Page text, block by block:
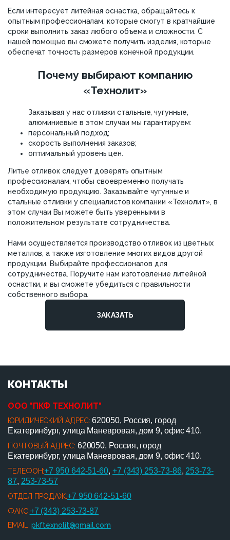
Если интересует литейная оснастка, обращайтесь к
опытным профессионалам, которые смогут в кратчайшие
сроки выполнить заказ любого объема и сложности. С
нашей помощью вы сможете получить изделия, которые
обеспечат точность размеров конечной продукции.
Почему выбирают компанию
«Технолит»
Заказывая у нас отливки стальные, чугунные,
алюминиевые в этом случаи мы гарантируем:
персональный подход;
скорость выполнения заказов;
оптимальный уровень цен.
Литье отливок следует доверять опытным
профессионалам, чтобы своевременно получать
необходимую продукцию. Заказывайте чугунные и
стальные отливки у специалистов компании «Технолит», в
этом случаи Вы можете быть уверенными в
положительном результате сотрудничества.
Нами осуществляется производство отливок из цветных
металлов, а также изготовление многих видов другой
продукции. Выбирайте профессионалов для
сотрудничества. Поручите нам изготовление литейной
оснастки, и вы сможете убедиться с правильности
собственного выбора.
ЗАКАЗАТЬ
КОНТАКТЫ
ООО "ПКФ ТЕХНОЛИТ"
ЮРИДИЧЕСКИЙ АДРЕС: 620050, Россия, город
Екатеринбург, улица Маневровая, дом 9, офис 410.
ПОЧТОВЫЙ АДРЕС: 620050, Россия, город
Екатеринбург, улица Маневровая, дом 9, офис 410.
ТЕЛЕФОН:+7 950 642-51-60, +7 (343) 253-73-86, 253-73-
87, 253-73-57
ОТДЕЛ ПРОДАЖ:+7 950 642-51-60
ФАКС:+7 (343) 253-73-87
EMAIL: pkftexnolit@gmail.com